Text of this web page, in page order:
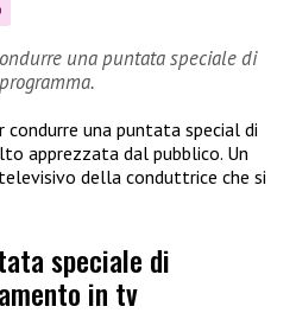
una puntata speciale di
una puntata special di
apprezzata dal pubblico. Un
della conduttrice che si
speciale di
in tv